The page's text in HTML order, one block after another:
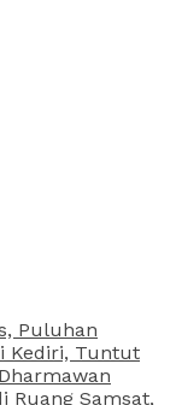
Puluhan
Kediri, Tuntut
Ruang Samsat,